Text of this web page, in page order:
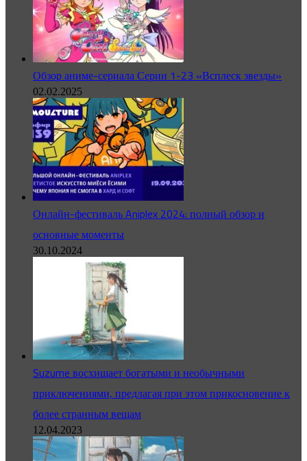
Обзор аниме-сериала Серии 1-23 «Всплеск звезды»
02.02.2025
Онлайн-фестиваль Aniplex 2024: полный обзор и
основные моменты
30.10.2024
Suzume восхищает богатыми и необычными
приключениями, предлагая при этом прикосновение к
более странным вещам
12.04.2023